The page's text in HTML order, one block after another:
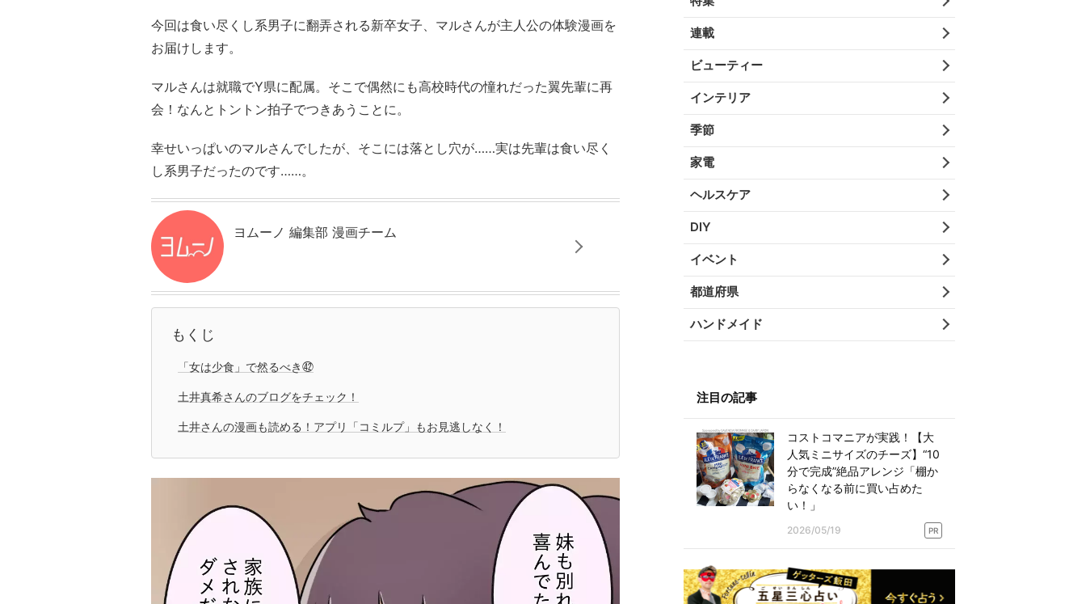
今回は食い尽くし系男子に翻弄される新卒女子、マルさんが主人公の体験漫画を
お届けします。
マルさんは就職でY県に配属。そこで偶然にも高校時代の憧れだった翼先輩に再
会！なんとトントン拍子でつきあうことに。
幸せいっぱいのマルさんでしたが、そこには落とし穴が……実は先輩は食い尽く
し系男子だったのです……。
ヨムーノ 編集部 漫画チーム
もくじ
「女は少食」で然るべき㊷
土井真希さんのブログをチェック！
土井さんの漫画も読める！アプリ「コミルプ」もお見逃しなく！
連載
ビューティー
インテリア
季節
家電
ヘルスケア
DIY
イベント
都道府県
ハンドメイド
注目の記事
コストコマニアが実践！【大
人気ミニサイズのチーズ】“10
分で完成”絶品アレンジ「棚か
らなくなる前に買い占めた
い！」
2026/05/19 PR